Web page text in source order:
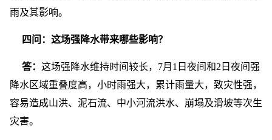
雨及其影响。
四问：这场强降水带来哪些影响？
答： 这场强降水维持时间较长，7月1日夜间和2日夜间强
降水区域重叠度高，小时雨强大，累计雨量大，致灾性强，
容易造成山洪、泥石流、中小河流洪水、崩塌及滑坡等次生
灾害。